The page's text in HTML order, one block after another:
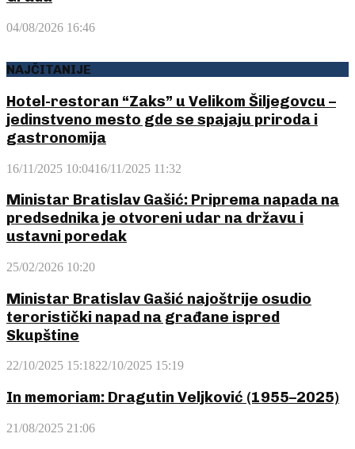
04/08/2026 16:46
NAJČITANIJE
Hotel-restoran “Zaks” u Velikom Šiljegovcu –
jedinstveno mesto gde se spajaju priroda i
gastronomija
16/11/2025 10:0416/11/2025 11:32
Ministar Bratislav Gašić: Priprema napada na
predsednika je otvoreni udar na državu i
ustavni poredak
25/02/2026 10:20
Ministar Bratislav Gašić najoštrije osudio
teroristički napad na građane ispred
Skupštine
22/10/2025 15:1822/10/2025 15:19
In memoriam: Dragutin Veljković (1955–2025)
21/08/2025 21:06